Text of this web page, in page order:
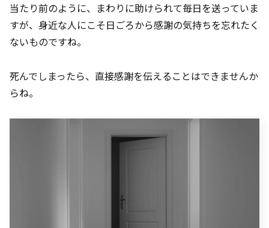
当たり前のように、まわりに助けられて毎日を送っていま
すが、身近な人にこそ日ごろから感謝の気持ちを忘れたく
ないものですね。
死んでしまったら、直接感謝を伝えることはできませんか
らね。